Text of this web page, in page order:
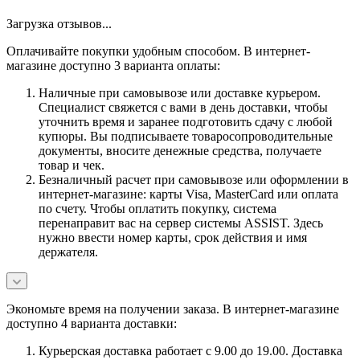
Загрузка отзывов...
Оплачивайте покупки удобным способом. В интернет-
магазине доступно 3 варианта оплаты:
Наличные при самовывозе или доставке курьером.
Специалист свяжется с вами в день доставки, чтобы
уточнить время и заранее подготовить сдачу с любой
купюры. Вы подписываете товаросопроводительные
документы, вносите денежные средства, получаете
товар и чек.
Безналичный расчет при самовывозе или оформлении в
интернет-магазине: карты Visa, MasterCard или оплата
по счету. Чтобы оплатить покупку, система
перенаправит вас на сервер системы ASSIST. Здесь
нужно ввести номер карты, срок действия и имя
держателя.
Экономьте время на получении заказа. В интернет-магазине
доступно 4 варианта доставки:
Курьерская доставка работает с 9.00 до 19.00. Доставка